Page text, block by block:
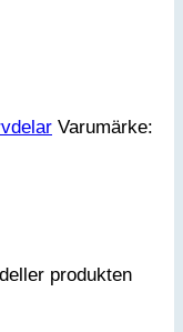
Varumärke:
produkten